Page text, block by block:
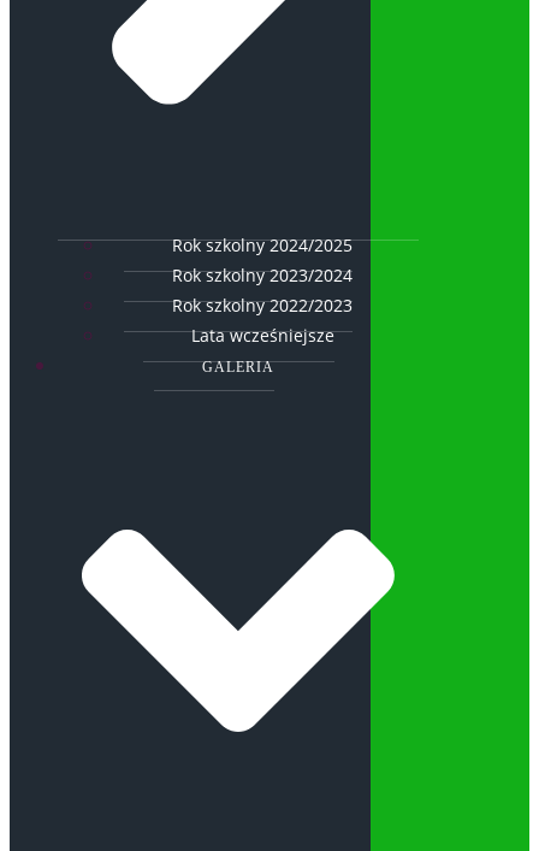
Rok szkolny 2024/2025
Rok szkolny 2023/2024
Rok szkolny 2022/2023
Lata wcześniejsze
GALERIA